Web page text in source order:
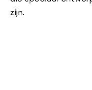
zijn.